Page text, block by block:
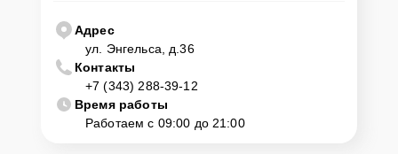
Адрес
ул. Энгельса, д.36
Контакты
+7 (343) 288-39-12
Время работы
Работаем с 09:00 до 21:00